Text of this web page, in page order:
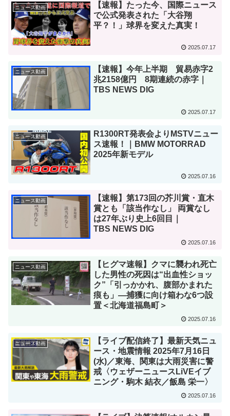
ニュース動画
【速報】たった今、国際ニュース
で公式発表された「大谷翔
平？！」球界を変えた真実！
2025.07.17
ニュース動画
【速報】今年上半期 貿易赤字2
兆2158億円 8期連続の赤字｜
TBS NEWS DIG
2025.07.17
ニュース動画
R1300RT発表会よりMSTVニュー
ス速報！｜BMW MOTORRAD
2025年新モデル
2025.07.16
ニュース動画
【速報】第173回の芥川賞・直木
賞とも「該当作なし」 両賞なし
は27年ぶり史上6回目｜
TBS NEWS DIG
2025.07.16
ニュース動画
【ヒグマ速報】クマに襲われ死亡
した男性の死因は“出血性ショッ
ク”「引っかかれ、腹部かまれた
痕も」―捕獲に向け箱わな6つ設
置＜北海道福島町＞
2025.07.16
ニュース動画
【ライブ配信終了】最新天気ニュ
ース・地震情報 2025年7月16日
(水)／東海、関東は大雨災害に警
戒〈ウェザーニュースLiVEイブ
ニング・駒木 結衣／飯島 栄一〉
2025.07.16